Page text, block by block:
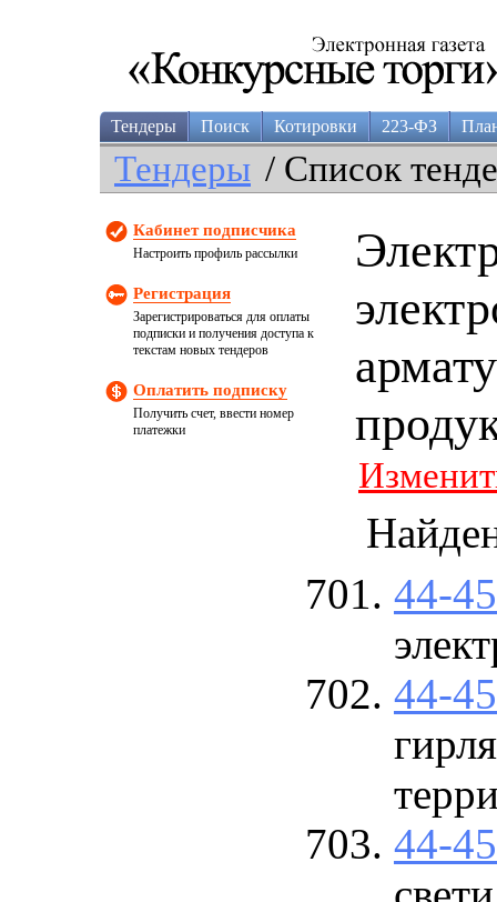
Тендеры Поиск Котировки 223-ФЗ
Тендеры / Список
Кабинет подписчика
Настроить профиль рассылки
Регистрация
Зарегистрироваться для оплаты
подписки и получения доступа к
текстам новых тендеров
Оплатить подписку
Получить счет, ввести номер
платежки
44-
44-
44-